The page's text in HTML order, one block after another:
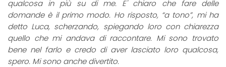
qualcosa in più su di me. E' chiaro che fare delle
domande è il primo modo. Ho risposto, “a tono”, mi ha
detto Luca, scherzando, spiegando loro con chiarezza
quello che mi andava di raccontare. Mi sono trovato
bene nel farlo e credo di aver lasciato loro qualcosa,
spero. Mi sono anche divertito.